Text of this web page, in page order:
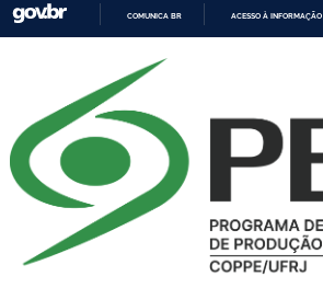
COMUNICA BR ACESSO À INFORMAÇÃO